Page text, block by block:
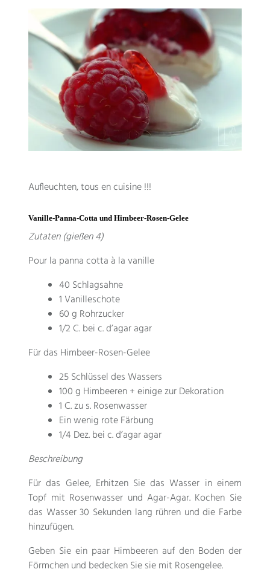
Aufleuchten,tous en cuisine!!!
Vanille-Panna-Cotta und Himbeer-Rosen-Gelee
Zutaten (gießen 4)
Pour la panna cotta à la vanille
40 Schlagsahne
1 Vanilleschote
60 g Rohrzucker
1/2 C. bei c.d’agar agar
Für das Himbeer-Rosen-Gelee
25 Schlüssel des Wassers
100 g Himbeeren + einige zur Dekoration
1 C. zu s. Rosenwasser
Ein wenig rote Färbung
1/4 Dez. bei c.d’agar agar
Beschreibung
Für das Gelee, Erhitzen Sie das Wasser in einem
Topf mit Rosenwasser und Agar-Agar. Kochen Sie
das Wasser 30 Sekunden lang rühren und die Farbe
hinzufügen.
Geben Sie ein paar Himbeeren auf den Boden der
Förmchen und bedecken Sie sie mit Rosengelee.